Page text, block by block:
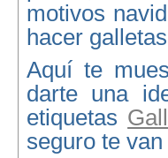
motivos
hacer
Aquí te
darte una
etiquetas
seguro te